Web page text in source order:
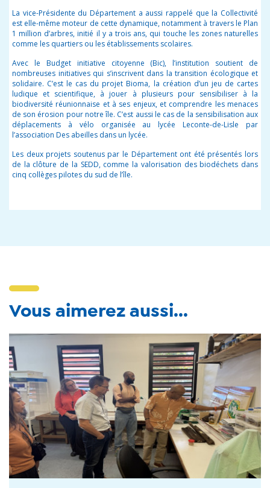
La vice-Présidente du Département a aussi rappelé que la Collectivité
est elle-même moteur de cette dynamique, notamment à travers le Plan
1 million d’arbres, initié il y a trois ans, qui touche les zones naturelles
comme les quartiers ou les établissements scolaires.
Avec le Budget initiative citoyenne (Bic), l’institution soutient de
nombreuses initiatives qui s’inscrivent dans la transition écologique et
solidaire. C’est le cas du projet Bioma, la création d’un jeu de cartes
ludique et scientifique, à jouer à plusieurs pour sensibiliser à la
biodiversité réunionnaise et à ses enjeux, et comprendre les menaces
de son érosion pour notre île. C’est aussi le cas de la sensibilisation aux
déplacements à vélo organisée au lycée Leconte-de-Lisle par
l’association Des abeilles dans un lycée.
Les deux projets soutenus par le Département ont été présentés lors
de la clôture de la SEDD, comme la valorisation des biodéchets dans
cinq collèges pilotes du sud de l’île.
Vous aimerez aussi...